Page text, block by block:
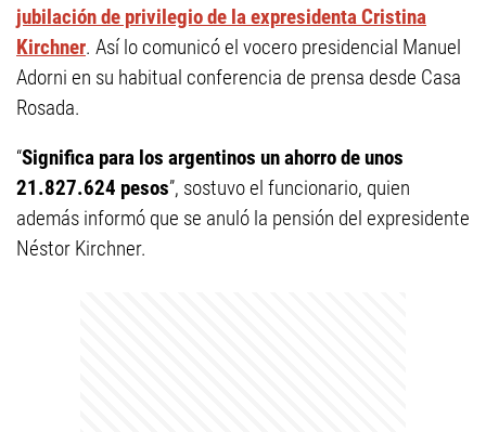
jubilación de privilegio de la expresidenta Cristina
Kirchner. Así lo comunicó el vocero presidencial Manuel
Adorni en su habitual conferencia de prensa desde Casa
Rosada.
“Significa para los argentinos un ahorro de unos
21.827.624 pesos”, sostuvo el funcionario, quien
además informó que se anuló la pensión del expresidente
Néstor Kirchner.